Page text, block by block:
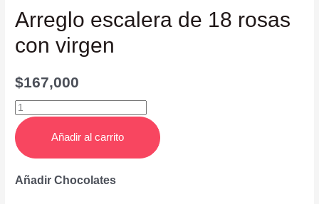
Arreglo escalera de 18 rosas
con virgen
$167,000
Añadir al carrito
Añadir Chocolates